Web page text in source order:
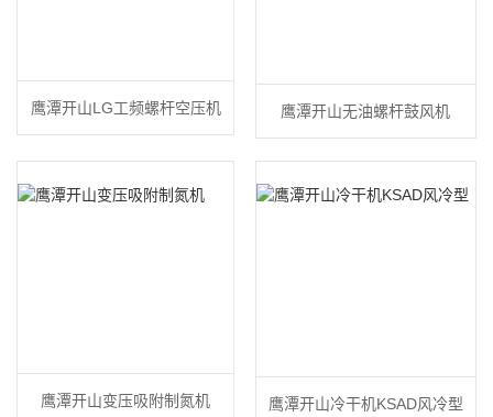
鹰潭开山LG工频螺杆空压机 鹰潭开山无油螺杆鼓风机
鹰潭开山变压吸附制氮机 鹰潭开山冷干机KSAD风冷型